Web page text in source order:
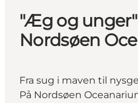
"Æg og unger"
Nordsøen
Fra sug i maven til
På Nordsøen